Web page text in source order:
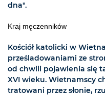
dna".
Kraj męczenników
Kościół katolicki w
prześladowaniami ze
od chwili pojawienia się
XVI wieku. Wietnamscy
tratowani przez słonie,